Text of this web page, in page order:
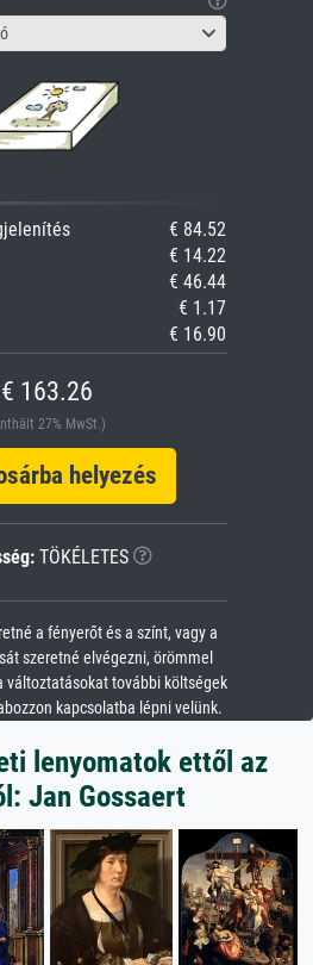
€ 84.52
€ 14.22
€ 46.44
€ 1.17
€ 16.90
€ 163.26
27% MwSt.)
helyezés
TÖKÉLETES
a fényerőt és a színt, vagy a
szeretné elvégezni, örömmel
változtatásokat további költségek
kapcsolatba lépni velünk.
lenyomatok ettől az
Jan Gossaert